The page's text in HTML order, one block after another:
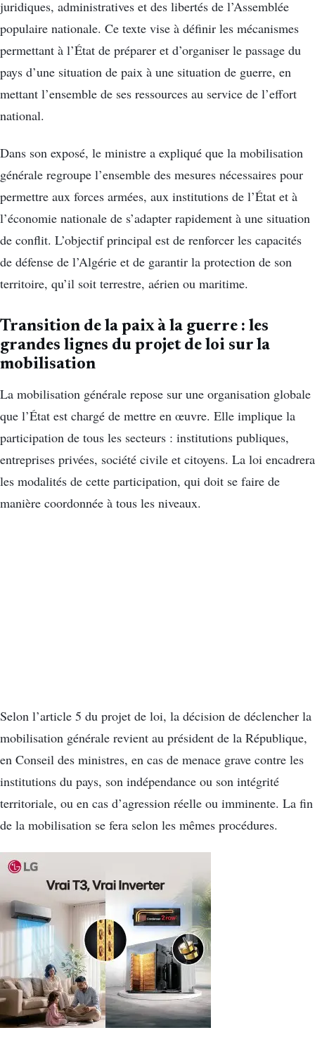
juridiques, administratives et des libertés de l’Assemblée
populaire nationale. Ce texte vise à définir les mécanismes
permettant à l’État de préparer et d’organiser le passage du
pays d’une situation de paix à une situation de guerre, en
mettant l’ensemble de ses ressources au service de l’effort
national.
Dans son exposé, le ministre a expliqué que la mobilisation
générale regroupe l’ensemble des mesures nécessaires pour
permettre aux forces armées, aux institutions de l’État et à
l’économie nationale de s’adapter rapidement à une situation
de conflit. L’objectif principal est de renforcer les capacités
de défense de l’Algérie et de garantir la protection de son
territoire, qu’il soit terrestre, aérien ou maritime.
Transition de la paix à la guerre : les
grandes lignes du projet de loi sur la
mobilisation
La mobilisation générale repose sur une organisation globale
que l’État est chargé de mettre en œuvre. Elle implique la
participation de tous les secteurs : institutions publiques,
entreprises privées, société civile et citoyens. La loi encadrera
les modalités de cette participation, qui doit se faire de
manière coordonnée à tous les niveaux.
Selon l’article 5 du projet de loi, la décision de déclencher la
mobilisation générale revient au président de la République,
en Conseil des ministres, en cas de menace grave contre les
institutions du pays, son indépendance ou son intégrité
territoriale, ou en cas d’agression réelle ou imminente. La fin
de la mobilisation se fera selon les mêmes procédures.